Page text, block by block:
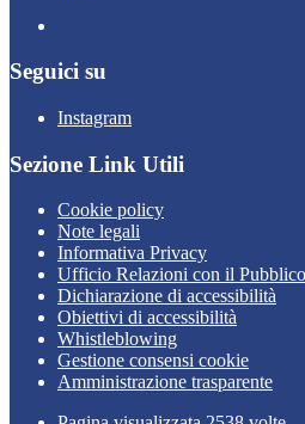
Seguici su
Instagram
Sezione Link Utili
Cookie policy
Note legali
Informativa Privacy
Ufficio Relazioni con il Pubblico
Dichiarazione di accessibilità
Obiettivi di accessibilità
Whistleblowing
Gestione consensi cookie
Amministrazione trasparente